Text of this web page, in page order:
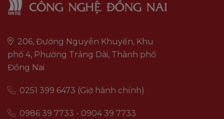
206, Đường Nguyễn Khuyến, Khu
phố 4, Phường Trảng Dài, Thành phố
Đồng Nai
0251 399 6473 (Giờ hành chính)
0986 39 7733 - 0904 39 7733